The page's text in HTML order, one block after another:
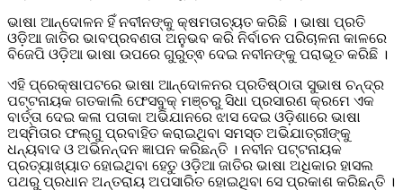
ଭାଷା ଆନ୍ଦୋଳନ ହିଁ ନବୀନଙ୍କୁ କ୍ଷମତାଚ୍ୟତ କରିଛି । ଭାଷା ପ୍ରତି
ଓଡ଼ିଆ ଜାତିର ଭାବପ୍ରବଣତା ଅନୁଭବ କରି ନିର୍ବାଚନ ପରିଚାଳନା କାଳରେ
ବିଜେପି ଓଡ଼ିଆ ଭାଷା ଉପରେ ଗୁରୁତ୍ଵ ଦେଇ ନବୀନଙ୍କୁ ପରାଭୂତ କରିଛି ।
ଏହି ପ୍ରେକ୍ଷାପଟରେ ଭାଷା ଆନ୍ଦୋଳନର ପ୍ରତିଷ୍ଠାତା ସୁଭାଷ ଚନ୍ଦ୍ର
ପଟ୍ଟନାୟକ ଗତକାଲି ଫେସବୁକ୍ ମଞ୍ଚରୁ ସିଧା ପ୍ରସାରଣ କ୍ରମେ ଏକ
ବାର୍ତ୍ତା ଦେଇ କଳା ପତାକା ଅଭିଯାନରେ ଝାସ ଦେଇ ଓଡ଼ିଶାରେ ଭାଷା
ଅସ୍ମିତାର ଫଲ୍ଗୁ ପ୍ରବାହିତ କରାଇଥିବା ସମସ୍ତ ଅଭିଯାତ୍ରୀଙ୍କୁ
ଧନ୍ୟବାଦ ଓ ଅଭିନନ୍ଦନ ଜ୍ଞାପନ କରିଛନ୍ତି । ନବୀନ ପଟ୍ଟନାୟକ
ପ୍ରତ୍ୟାଖ୍ୟାତ ହୋଇଥିବା ହେତୁ ଓଡ଼ିଆ ଜାତିର ଭାଷା ଅଧିକାର ହାସଲ
ପଥରୁ ପ୍ରଧାନ ଅନ୍ତରାୟ ଅପସାରିତ ହୋଇଥିବା ସେ ପ୍ରକାଶ କରିଛନ୍ତି ।